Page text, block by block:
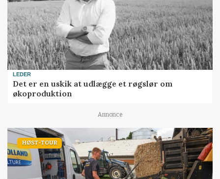
LEDER
Det er en uskik at udlægge et røgslør om
økoproduktion
Annonce
HØST-TOUR